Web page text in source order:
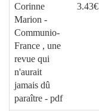
Corinne
Marion -
Communio-
France , une
revue qui
n'aurait
jamais dû
paraître - pdf
3.43€